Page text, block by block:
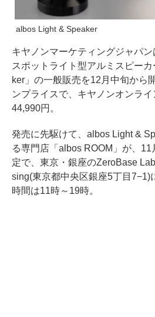
albos Light & Speaker
キヤノンマーケティングジャパ
スポットライト型アルミスピー
ker」の一般販売を12月中旬から
ンプライスで、キヤノンオンラ
44,990円。
発売に先駆けて、albos Light &
る専門店「albos ROOM」が、
定で、東京・銀座のZeroBase
sing(東京都中央区銀座5丁目7−1)
時間は11時～19時。